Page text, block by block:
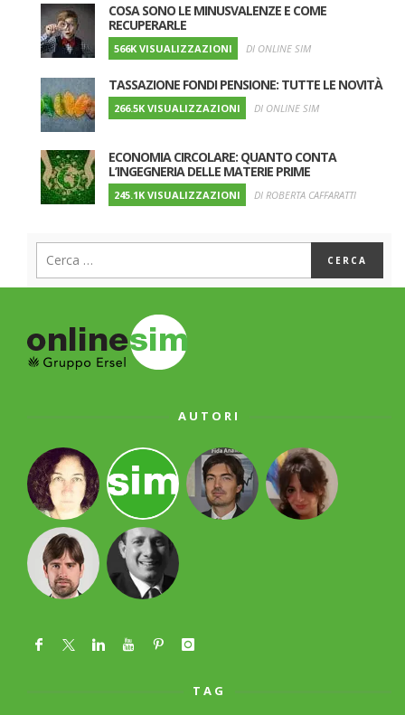
COSA SONO LE MINUSVALENZE E COME
RECUPERARLE
566K VISUALIZZAZIONI DI ONLINE SIM
TASSAZIONE FONDI PENSIONE: TUTTE LE NOVITÀ
266.5K VISUALIZZAZIONI DI ONLINE SIM
ECONOMIA CIRCOLARE: QUANTO CONTA
L’INGEGNERIA DELLE MATERIE PRIME
245.1K VISUALIZZAZIONI DI ROBERTA CAFFARATTI
AUTORI
TAG